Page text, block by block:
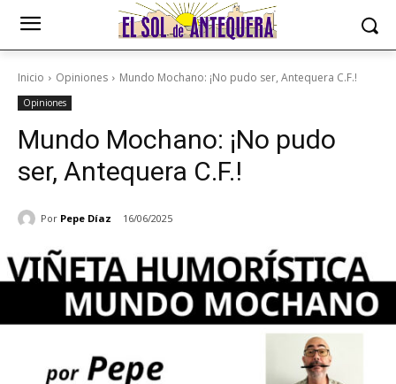
Inicio Opiniones Mundo Mochano: ¡No pudo ser, Antequera C.F.!
Opiniones
Mundo Mochano: ¡No pudo
ser, Antequera C.F.!
Por Pepe Díaz 16/06/2025